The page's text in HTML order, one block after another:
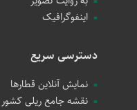
اینفوگرافیک
دسترسی سریع
نمایش آنلاین قطارها
نقشه جامع ریلی کشور